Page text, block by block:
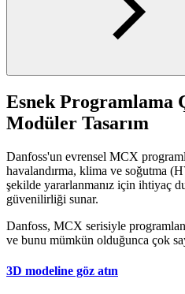
Esnek Programlama
Modüler Tasarım
Danfoss'un evrensel MCX
havalandırma, klima ve soğutma
şekilde yararlanmanız için ihtiyaç
güvenilirliği sunar.
Danfoss, MCX serisiyle
ve bunu mümkün olduğunca çok
3D modeline göz atın